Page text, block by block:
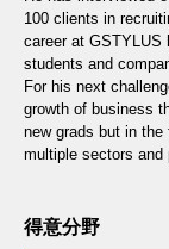
100 clients in
career at
students and
For his next
growth of business
new grads but in
multiple sectors and
得意分野